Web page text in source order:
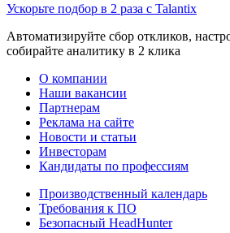
Ускорьте подбор в 2 раза с Talantix
Автоматизируйте сбор откликов,
собирайте аналитику в 2 клика
О компании
Наши вакансии
Партнерам
Реклама на сайте
Новости и статьи
Инвесторам
Кандидаты по профессиям
Производственный календарь
Требования к ПО
Безопасный HeadHunter